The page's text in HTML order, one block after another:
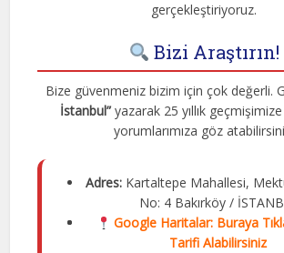
gerçekleştiriyoruz.
Bizi Araştırın!
Bize güvenmeniz bizim için çok değerli.
İstanbul” yazarak 25 yıllık
yorumlarımıza göz
Adres: Kartaltepe Mahallesi,
No: 4 Bakırköy /
Google Haritalar: Buraya
Tarifi Alabilirsiniz